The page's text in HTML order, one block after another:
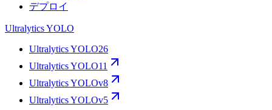
デプロイ
Ultralytics YOLO
Ultralytics YOLO26
Ultralytics YOLO11
Ultralytics YOLOv8
Ultralytics YOLOv5